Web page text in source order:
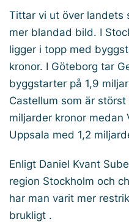
Tittar vi ut över landets
mer blandad bild. I
ligger i topp med
kronor. I Göteborg tar
byggstarter på 1,9
Castellum som är
miljarder kronor medan
Uppsala med 1,2
Enligt Daniel Kvant
region Stockholm och
har man varit mer
brukligt .